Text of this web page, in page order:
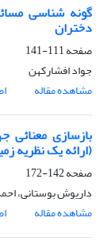
گونه شناسی
دختران
صفحه111-141
جواد افشارکهن
مشاهده مقاله
بازسازی
(ارائه یک نظریه
صفحه142-172
داریوش بوستانی،
مشاهده مقاله